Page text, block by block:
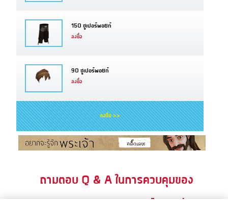
150 ซูเปอร์พอยท์
ลงชื่อ
90 ซูเปอร์พอยท์
ลงชื่อ
ลงชื่อ >>
ถามตอบ Q & A ในการควบคุมของ